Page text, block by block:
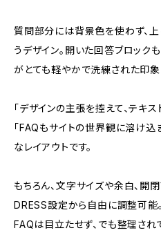
質問部分には背景色を使わず、
うデザイン。開いた回答ブロック
がとても軽やかで洗練された印象
「デザインの主張を控えて、テキ
「FAQもサイトの世界観に溶け
なレイアウトです。
もちろん、文字サイズや余白、開
DRESS設定から自由に調整可能。
FAQは目立たせず、でも整理さ